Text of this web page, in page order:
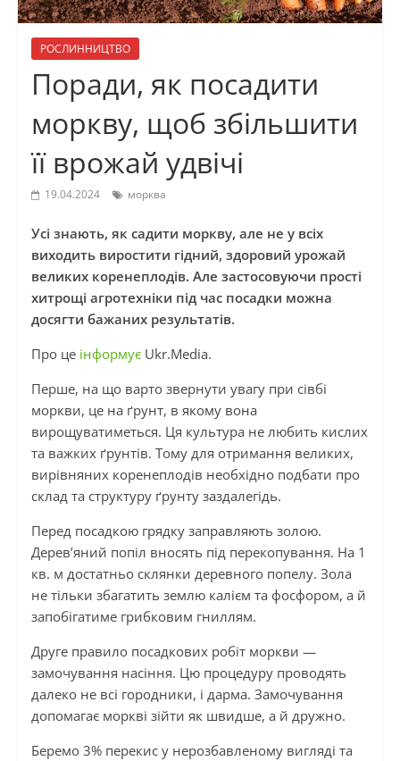
РОСЛИННИЦТВО
Поради, як посадити
моркву, щоб збільшити
її врожай удвічі
19.04.2024 морква
Усі знають, як садити моркву, але не у всіх
виходить виростити гідний, здоровий урожай
великих коренеплодів. Але застосовуючи прості
хитрощі агротехніки під час посадки можна
досягти бажаних результатів.
Про це інформуєUkr.Media.
Перше, на що варто звернути увагу при сівбі
моркви, це на ґрунт, в якому вона
вирощуватиметься. Ця культура не любить кислих
та важких ґрунтів. Тому для отримання великих,
вирівняних коренеплодів необхідно подбати про
склад та структуру ґрунту заздалегідь.
Перед посадкою грядку заправляють золою.
Дерев’яний попіл вносять під перекопування. На 1
кв. м достатньо склянки деревного попелу. Зола
не тільки збагатить землю калієм та фосфором, а й
запобігатиме грибковим гниллям.
Друге правило посадкових робіт моркви —
замочування насіння. Цю процедуру проводять
далеко не всі городники, і дарма. Замочування
допомагає моркві зійти як швидше, а й дружно.
Беремо 3% перекис у нерозбавленому вигляді та